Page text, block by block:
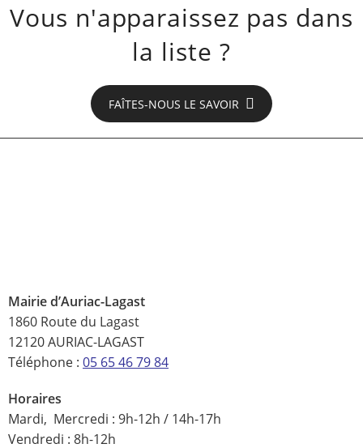
Vous n'apparaissez pas dans
la liste ?
FAÎTES-NOUS LE SAVOIR
Mairie d’Auriac-Lagast
1860 Route du Lagast
12120 AURIAC-LAGAST
Téléphone : 05 65 46 79 84
Horaires
Mardi, Mercredi : 9h-12h / 14h-17h
Vendredi : 8h-12h